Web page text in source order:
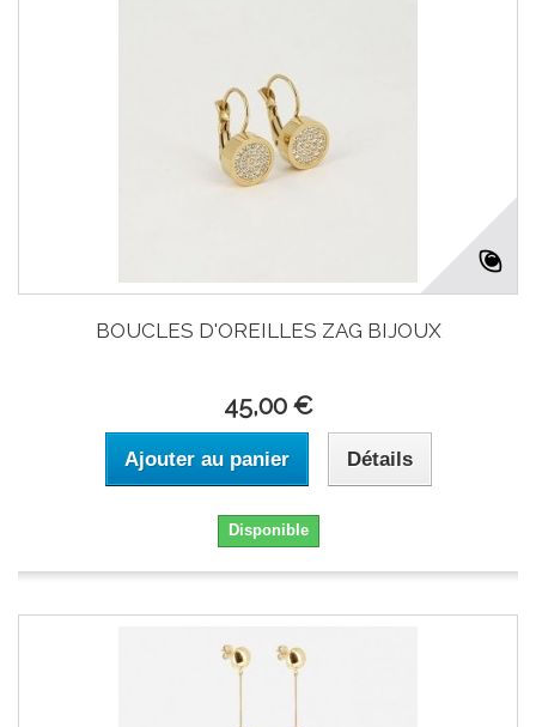
BOUCLES D'OREILLES ZAG BIJOUX
45,00 €
Ajouter au panier Détails
Disponible